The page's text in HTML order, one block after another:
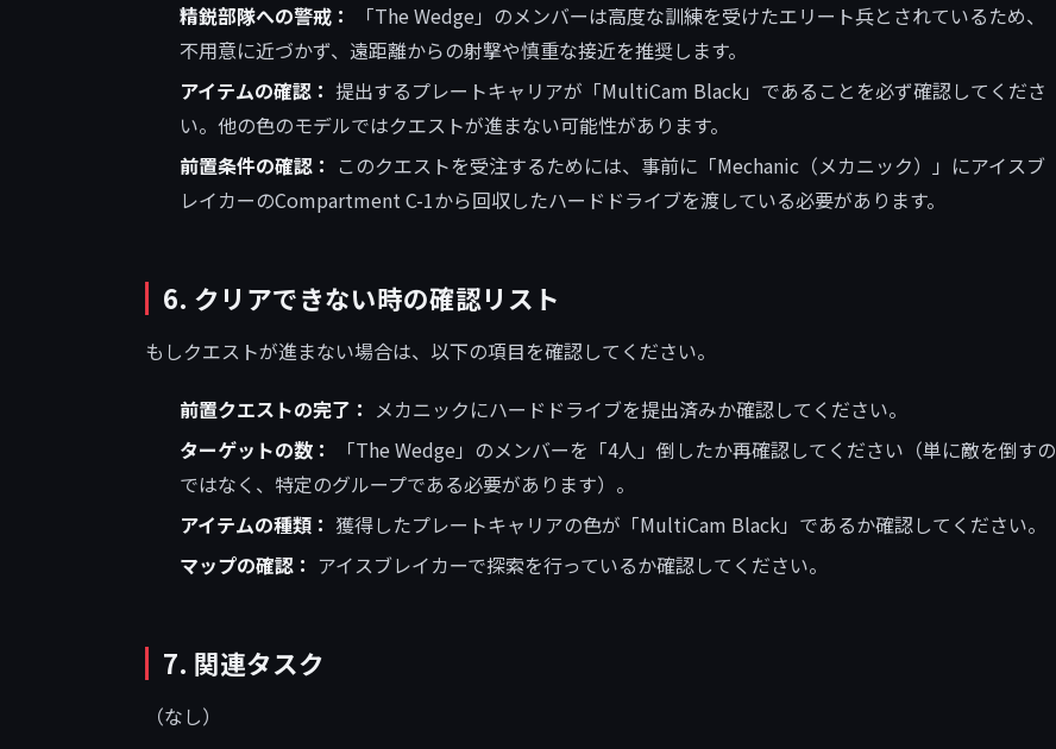
精鋭部隊への警戒：
「The Wedge」のメンバーは高度な訓練を受けたエリート兵とされているため、
不用意に近づかず、遠距離からの射撃や慎重な接近を推奨します。
アイテムの確認： 提出するプレートキャリアが「MultiCam Black」であることを必ず確認してくださ
い。他の色のモデルではクエストが進まない可能性があります。
前置条件の確認： このクエストを受注するためには、事前に「Mechanic（メカニック）」にアイスブ
レイカーのCompartment C-1から回収したハードドライブを渡している必要があります。
6. クリアできない時の確認リスト
もしクエストが進まない場合は、以下の項目を確認してください。
前置クエストの完了： メカニックにハードドライブを提出済みか確認してください。
ターゲットの数：
「The Wedge」のメンバーを「4人」倒したか再確認してください（単に敵を倒すの
ではなく、特定のグループである必要があります）。
アイテムの種類： 獲得したプレートキャリアの色が「MultiCam Black」であるか確認してください。
マップの確認： アイスブレイカーで探索を行っているか確認してください。
7. 関連タスク
（なし）